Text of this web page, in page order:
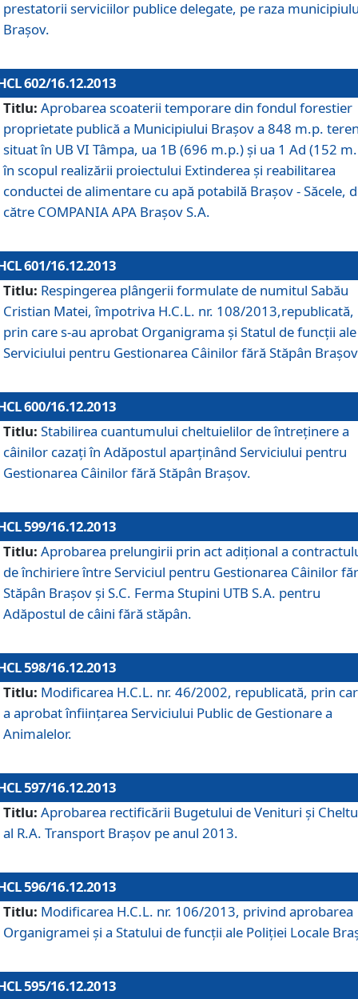
prestatorii serviciilor publice delegate, pe raza
Braşov.
602/16.12.2013
Titlu: Aprobarea scoaterii temporare din fondul forestier
proprietate publică a Municipiului Braşov a 848 m.p.
situat în UB VI Tâmpa, ua 1B (696 m.p.) şi ua 1 Ad (152
în scopul realizării proiectului Extinderea şi reabilitarea
conductei de alimentare cu apă potabilă Braşov - Săcele,
către COMPANIA APA Braşov S.A.
601/16.12.2013
Titlu: Respingerea plângerii formulate de numitul Sabău
Cristian Matei, împotriva H.C.L. nr. 108/2013,republicată,
prin care s-au aprobat Organigrama şi Statul de funcţii ale
Serviciului pentru Gestionarea Câinilor fără Stăpân
600/16.12.2013
Titlu: Stabilirea cuantumului cheltuielilor de întreţinere a
câinilor cazaţi în Adăpostul aparţinând Serviciului pentru
Gestionarea Câinilor fără Stăpân Braşov.
599/16.12.2013
Titlu: Aprobarea prelungirii prin act adiţional a
de închiriere între Serviciul pentru Gestionarea Câinilor
Stăpân Braşov şi S.C. Ferma Stupini UTB S.A. pentru
Adăpostul de câini fără stăpân.
598/16.12.2013
Titlu: Modificarea H.C.L. nr. 46/2002, republicată, prin
a aprobat înfiinţarea Serviciului Public de Gestionare a
Animalelor.
597/16.12.2013
Titlu: Aprobarea rectificării Bugetului de Venituri şi
al R.A. Transport Braşov pe anul 2013.
596/16.12.2013
Titlu: Modificarea H.C.L. nr. 106/2013, privind aprobarea
Organigramei şi a Statului de funcţii ale Poliţiei Locale
595/16.12.2013